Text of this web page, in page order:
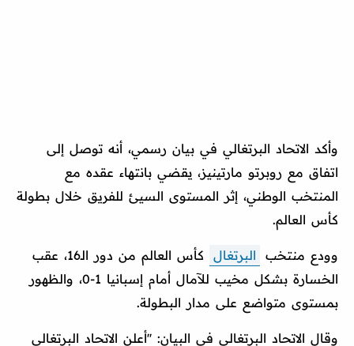
وأكد الاتحاد البرتغالي في بيان رسمي، أنه توصل إلى
اتفاق مع روبرتو مارتينيز، يقضي بانتهاء عقده مع
المنتخب الوطني، إثر المستوى السيئ للفريق خلال بطولة
كأس العالم.
وودع منتخب البرتغال
كأس العالم من دور الـ16، عقب
الخسارة بشكل مخيب للآمال أمام إسبانيا 1-0، والظهور
بمستوى متواضع على مدار البطولة.
وقال الاتحاد البرتغالي في البيان: ''أعلن الاتحاد البرتغالي